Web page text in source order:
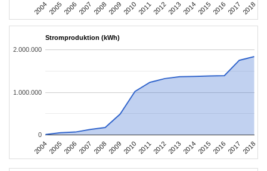
2004200520062007 2008200920102011201220132014201520162017 2018
Stromproduktion (kWh)
2004200520062007 2008200920102011201220132014201520162017 2018
0
1.000.000
2.000.000